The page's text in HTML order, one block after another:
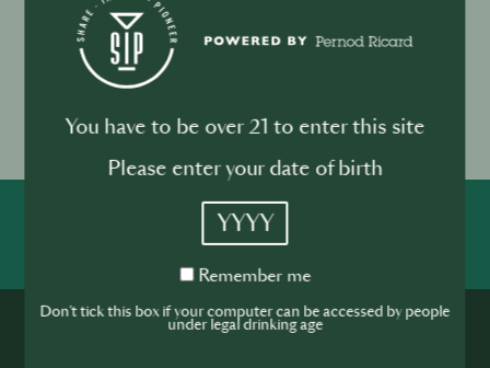
liebst – und werde Teil von SIP. Denn jede Erfahrung
zählt und jede Idee ist ein Schritt in unsere
gemeinsam Zukunft der Hospitality.
SHAREINSPIRE
You have to be over 21 to enter this site
Please enter your date of birth
YYYY
Remember
Remember me
Don't tick this box if your computer can be accessed by people
under legal drinking age